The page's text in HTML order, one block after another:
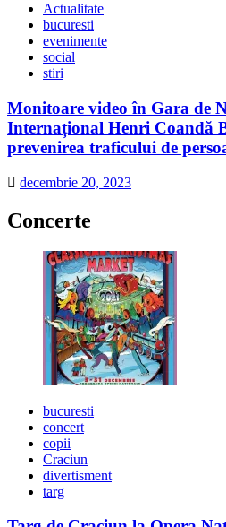
Actualitate
bucuresti
evenimente
social
stiri
Monitoare video în Gara de
Internațional Henri Coandă
prevenirea traficului de
decembrie 20, 2023
Concerte
bucuresti
concert
copii
Craciun
divertisment
targ